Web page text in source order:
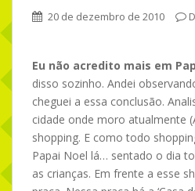
20 de dezembro de 2010
Eu não acredito mais em
disso sozinho. Andei
cheguei a essa conclusão.
cidade onde moro atualmente
shopping. E como todo
Papai Noel lá… sentado o dia
as crianças. Em frente a esse